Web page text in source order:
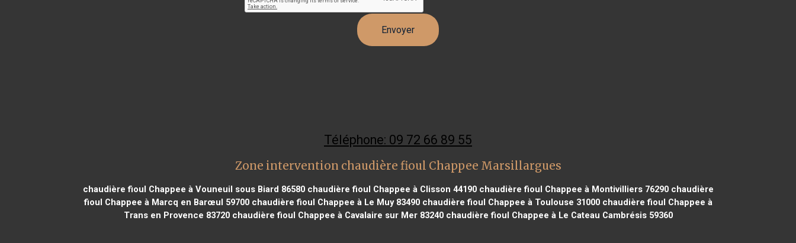
Téléphone: 09 72 66 89 55
Zone intervention chaudière fioul Chappee Marsillargues
chaudière fioul Chappee à Vouneuil sous Biard 86580chaudière fioul Chappee à Clisson 44190chaudière fioul Chappee à Montivilliers 76290chaudière
fioul Chappee à Marcq en Barœul 59700chaudière fioul Chappee à Le Muy 83490chaudière fioul Chappee à Toulouse 31000chaudière fioul Chappee à
Trans en Provence 83720chaudière fioul Chappee à Cavalaire sur Mer 83240chaudière fioul Chappee à Le Cateau Cambrésis 59360